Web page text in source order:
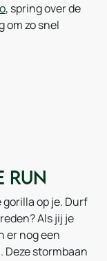
, spring over de
om zo snel
op je. Durf
Als jij je
er nog een
Deze stormbaan